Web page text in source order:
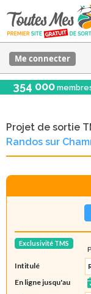
Me connecter
354 000
Projet de sortie
Randos sur
Exclusivité TMS
Intitulé
En ligne jusqu'au